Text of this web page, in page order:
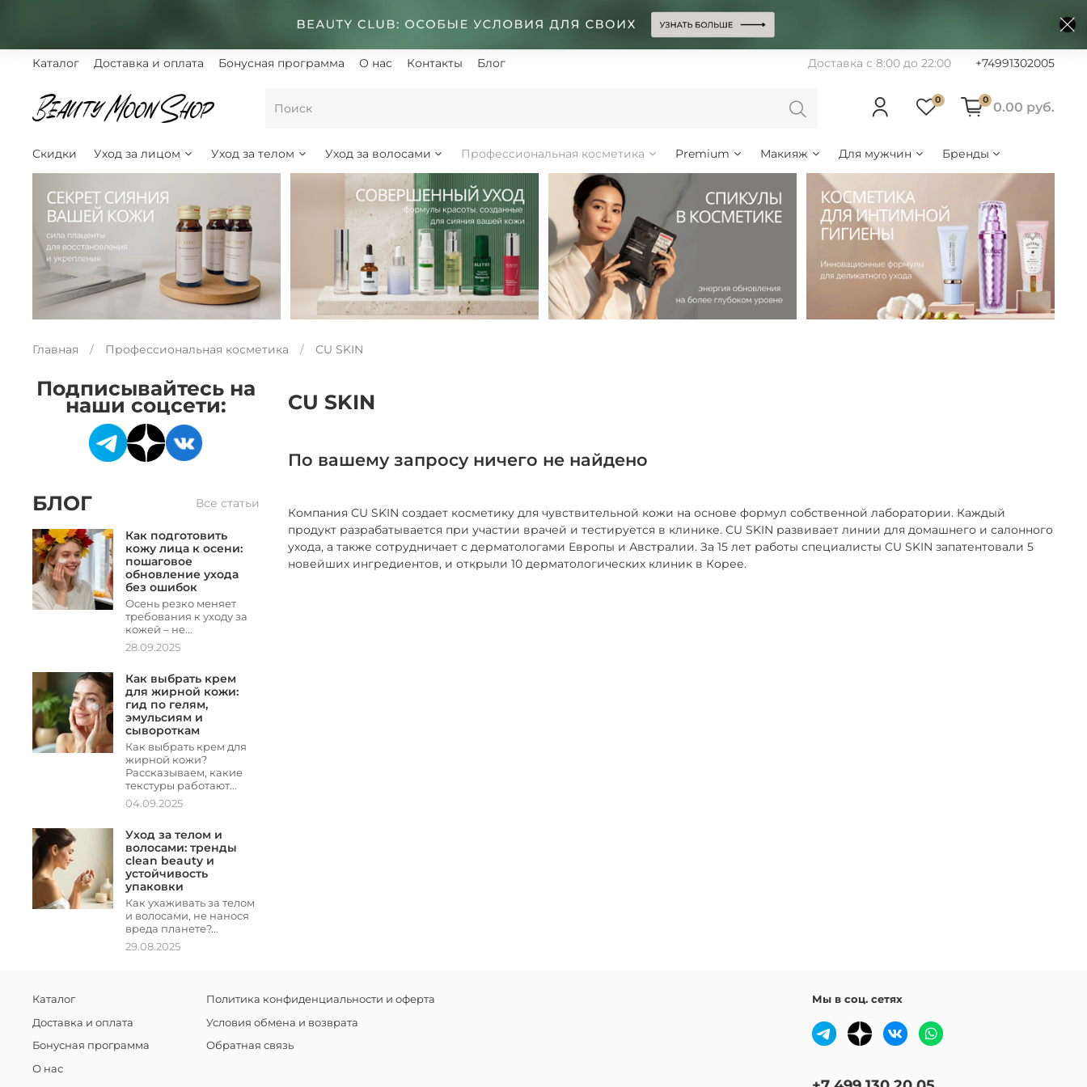
Каталог Доставка и оплата Бонусная программа О нас Контакты Блог Доставка с 8:00 до 22:00 +74991302005
0 0 0.00 руб.
Скидки Уход за лицом Уход за телом Уход за волосами Профессиональная косметика Premium Макияж Для мужчин Бренды
Главная Профессиональная косметика CU SKIN
CU SKIN
По вашему запросу ничего не найдено
Компания CU SKIN создает косметику для чувствительной кожи на основе формул собственной лаборатории. Каждый
продукт разрабатывается при участии врачей и тестируется в клинике. CU SKIN развивает линии для домашнего и салонного
ухода, а также сотрудничает с дерматологами Европы и Австралии. За 15 лет работы специалисты CU SKIN запатентовали 5
новейших ингредиентов, и открыли 10 дерматологических клиник в Корее.
Подписывайтесь на
наши соцсети:
БЛОГ Все статьи
Как подготовить
кожу лица к осени:
пошаговое
обновление ухода
без ошибок
Осень резко меняет
требования к уходу за
кожей – не...
28.09.2025
Как выбрать крем
для жирной кожи:
гид по гелям,
эмульсиям и
сывороткам
Как выбрать крем для
жирной кожи?
Рассказываем, какие
текстуры работают...
04.09.2025
Уход за телом и
волосами: тренды
clean beauty и
устойчивость
упаковки
Как ухаживать за телом
и волосами, не нанося
вреда планете?...
29.08.2025
Каталог
Доставка и оплата
Бонусная программа
О нас
Политика конфиденциальности и оферта
Условия обмена и возврата
Обратная связь
Мы в соц. сетях